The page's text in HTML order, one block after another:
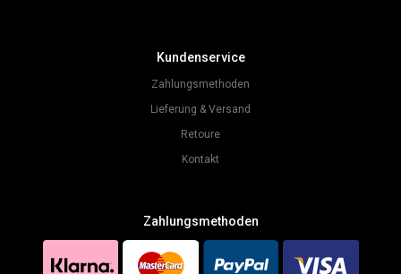
Kundenservice
Zahlungsmethoden
Lieferung & Versand
Retoure
Kontakt
Zahlungsmethoden